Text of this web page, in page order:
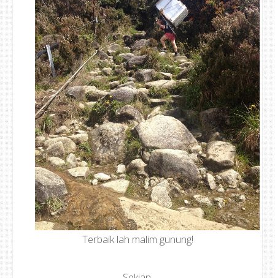
Terbaik lah malim gunung!